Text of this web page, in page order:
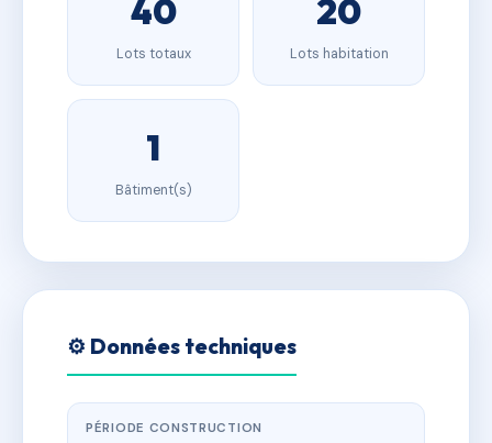
40
Lots totaux
20
Lots habitation
1
Bâtiment(s)
⚙️ Données techniques
PÉRIODE CONSTRUCTION